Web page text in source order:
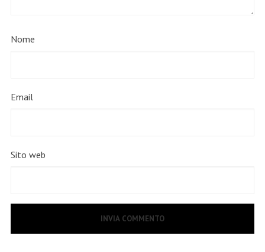
Nome
Email
Sito web